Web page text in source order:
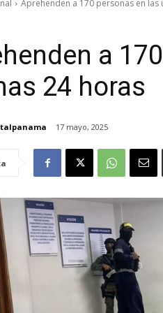
Aprehenden a 170 personas en las
a
24 horas
17 mayo, 2025